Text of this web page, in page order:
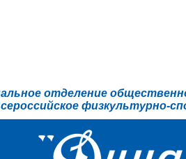
отделение
физкультурно-